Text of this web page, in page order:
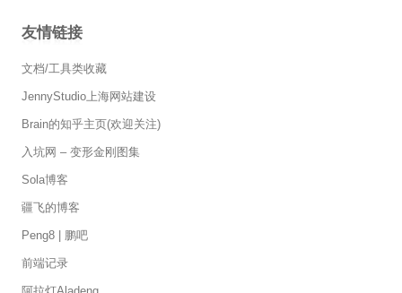
友情链接
文档/工具类收藏
JennyStudio上海网站建设
Brain的知乎主页(欢迎关注)
入坑网 – 变形金刚图集
Sola博客
疆飞的博客
Peng8 | 鹏吧
前端记录